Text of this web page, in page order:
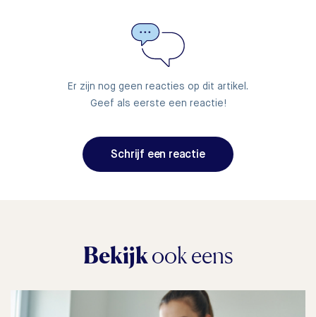
Er zijn nog geen reacties op dit artikel.
Geef als eerste een reactie!
Schrijf een reactie
Bekijkook eens